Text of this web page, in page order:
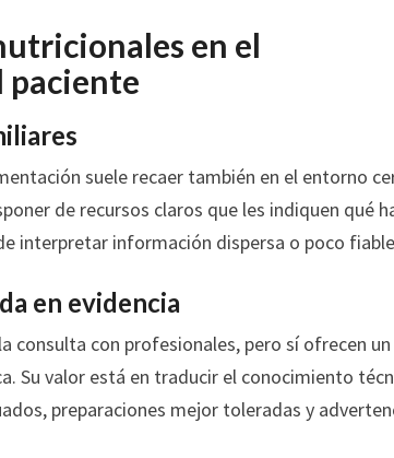
en el
paciente
suele recaer también en el entorno
de recursos claros que les indiquen qué
interpretar información dispersa o poco
en evidencia
consulta con profesionales, pero sí ofrecen
Su valor está en traducir el conocimiento
preparaciones mejor toleradas y